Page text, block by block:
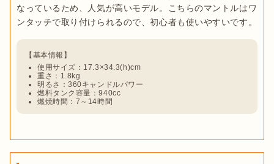
なっているため、人気が高いモデル。こちらのマントルはワ
使用サイズ：17.3×34.3(h)cm
重さ：1.8kg
明るさ：360キャンドルパワー
燃料タンク容量：940cc
燃焼時間：7～14時間